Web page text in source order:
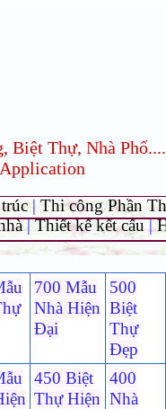
Biệt Thự, Nhà Phố....
|Thi công Phần
|Thiết kế kết cấu|
700 Mẫu
Nhà Hiện
Đại
500
Biệt
Thự
Đẹp
450 Biệt
Thự Hiện
400
Nhà